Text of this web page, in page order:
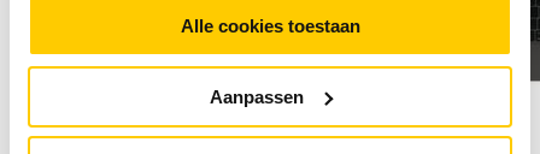
Alle cookies toestaan
Aanpassen